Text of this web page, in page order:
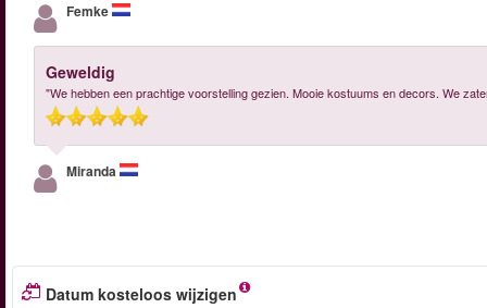
Femke
Geweldig
"We hebben een prachtige voorstelling gezien. Mooie kostuums en decors. We
Miranda
Datum kosteloos wijzigen